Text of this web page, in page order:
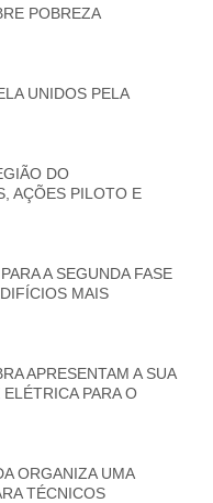
POBREZA
UNIDOS PELA
DO
AÇÕES PILOTO E
A SEGUNDA FASE
MAIS
APRESENTAM A SUA
PARA O
ORGANIZA UMA
TÉCNICOS